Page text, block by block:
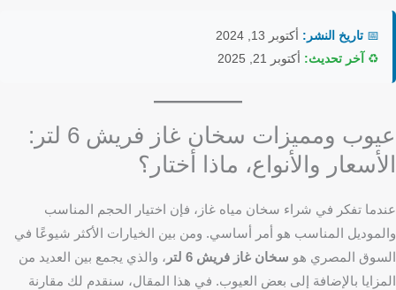
📅 تاريخ النشر: أكتوبر 13, 2024
♻️ آخر تحديث: أكتوبر 21, 2025
عيوب ومميزات سخان غاز فريش 6 لتر:
الأسعار والأنواع، ماذا أختار؟
عندما تفكر في شراء سخان مياه غاز، فإن اختيار الحجم المناسب
والموديل المناسب هو أمر أساسي. ومن بين الخيارات الأكثر شيوعًا في
السوق المصري هو سخان غاز فريش 6 لتر
، والذي يجمع بين العديد من
المزايا بالإضافة إلى بعض العيوب. في هذا المقال، سنقدم لك مقارنة